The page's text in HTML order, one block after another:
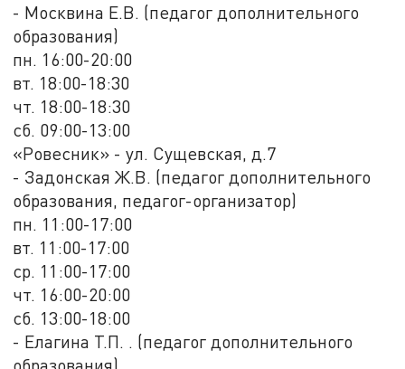
- Москвина Е.В. (педагог дополнительного
образования)
пн. 16:00-20:00
вт. 18:00-18:30
чт. 18:00-18:30
сб. 09:00-13:00
«Ровесник» - ул. Сущевская, д.7
- Задонская Ж.В. (педагог дополнительного
образования, педагог-организатор)
пн. 11:00-17:00
вт. 11:00-17:00
ср. 11:00-17:00
чт. 16:00-20:00
сб. 13:00-18:00
- Елагина Т.П. . (педагог дополнительного
образования)